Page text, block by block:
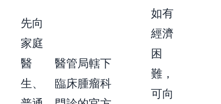
先向
家庭
醫
生、
醫管局轄下
臨床腫瘤科
如有
經濟
困
難，
可向